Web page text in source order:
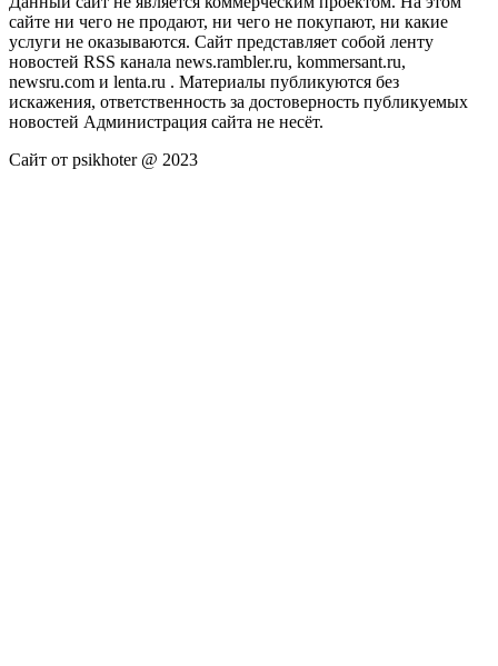
сайте ни чего не продают, ни чего не покупают, ни какие
услуги не оказываются. Сайт представляет собой ленту
новостей RSS канала news.rambler.ru, kommersant.ru,
newsru.com и lenta.ru . Материалы публикуются без
искажения, ответственность за достоверность публикуемых
новостей Администрация сайта не несёт.
Сайт от psikhoter @ 2023